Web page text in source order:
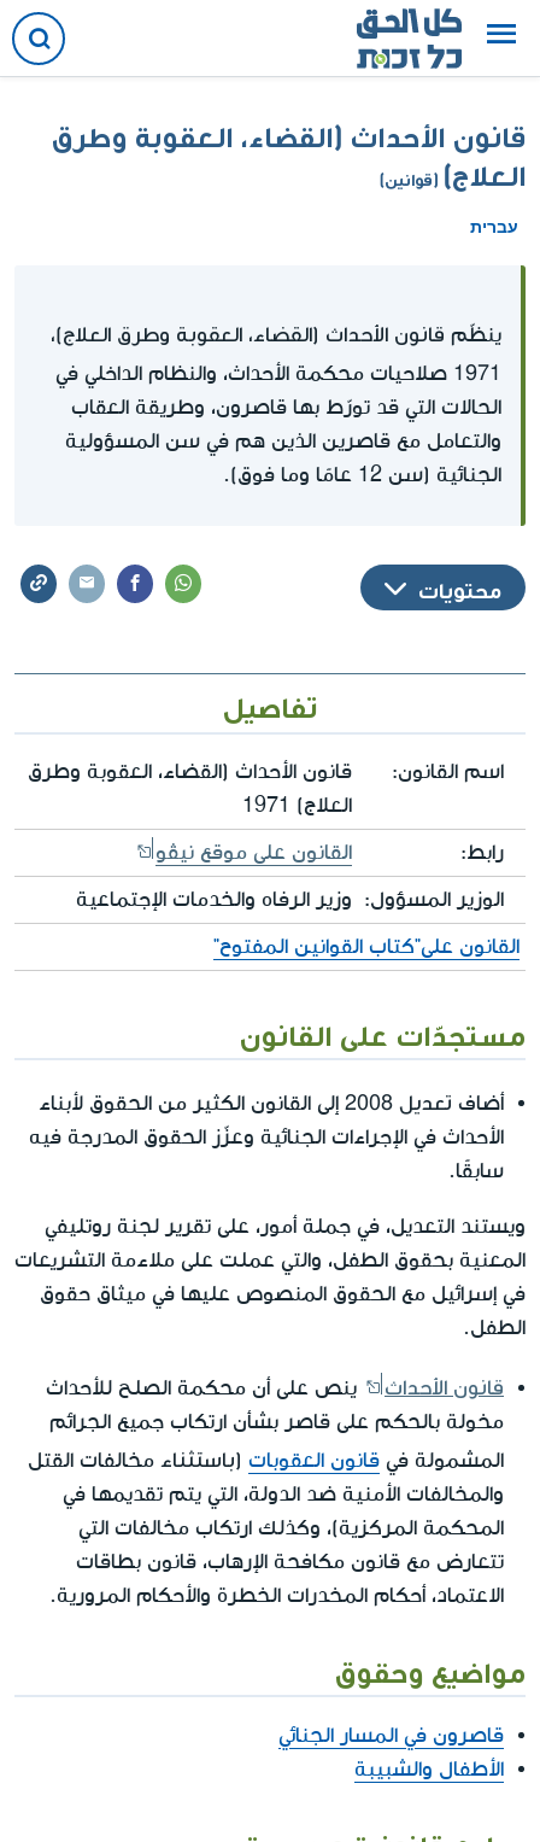
قانون الأحداث (القضاء، العقوبة وطرق
العلاج) (قوانين)
עברית
ينظّم قانون الأحداث (القضاء، العقوبة وطرق العلاج)،
1971 صلاحيات محكمة الأحداث، والنظام الداخلي في
الحالات التي قد تورّط بها قاصرون، وطريقة العقاب
والتعامل مع قاصرين الذين هم في سن المسؤولية
الجنائية (سن 12 عامًا وما فوق).
محتويات
تفاصيل
اسم القانون:
قانون الأحداث (القضاء، العقوبة وطرق
العلاج) 1971
رابط: القانون على موقع نيڤو
الوزير المسؤول: وزير الرفاه والخدمات الإجتماعية
القانون على"كتاب القوانين المفتوح"
مستجدّات على القانون
أضاف تعديل 2008
إلى القانون الكثير من الحقوق لأبناء
الأحداث في الإجراءات الجنائية وعزّز الحقوق المدرجة فيه
سابقًا.
ويستند التعديل، في جملة أمور، على تقرير لجنة روتليفي
المعنية بحقوق الطفل، والتي عملت على ملاءمة التشريعات
في إسرائيل مع الحقوق المنصوص عليها في ميثاق حقوق
الطفل.
قانون الأحداث
ينص على أن محكمة الصلح للأحداث
مخولة بالحكم على قاصر بشأن ارتكاب جميع الجرائم
المشمولة في قانون العقوبات (باستثناء مخالفات القتل
والمخالفات الأمنية ضد الدولة، التي يتم تقديمها في
المحكمة المركزية)، وكذلك ارتكاب مخالفات التي
تتعارض مع قانون مكافحة الإرهاب، قانون بطاقات
الاعتماد، أحكام المخدرات الخطرة والأحكام المرورية.
مواضيع وحقوق
قاصرون في المسار الجنائي
الأطفال والشبيبة